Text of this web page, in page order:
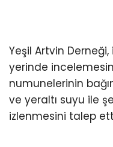
Yeşil Artvin
yerinde
numunelerinin
ve yeraltı suyu ile
izlenmesini talep